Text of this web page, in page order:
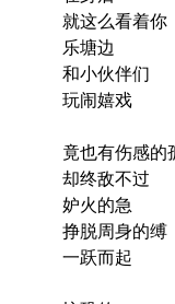
就这么看着你
乐塘边
和小伙伴们
玩闹嬉戏
竟也有伤感的
却终敌不过
妒火的急
挣脱周身的缚
一跃而起